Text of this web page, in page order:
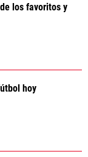
los favoritos y
hoy